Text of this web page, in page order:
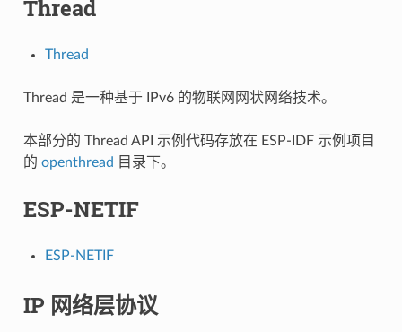
Thread
Thread
Thread 是一种基于 IPv6 的物联网网状网络技术。
本部分的 Thread API 示例代码存放在 ESP-IDF 示例项目
的 openthread 目录下。
ESP-NETIF
ESP-NETIF
IP 网络层协议